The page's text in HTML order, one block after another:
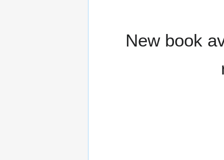
New book